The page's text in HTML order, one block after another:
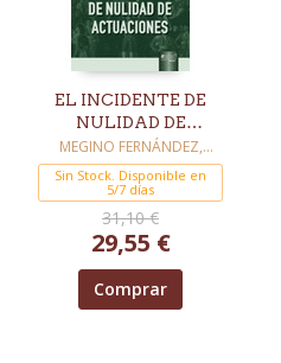
EL INCIDENTE DE
NULIDAD DE
ACTUACIONES
MEGINO FERNÁNDEZ,
DIEGO
Sin Stock. Disponible en
5/7 días
31,10 €
29,55 €
Comprar